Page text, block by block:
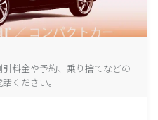
料金や予約、乗り捨てなどの
ください。